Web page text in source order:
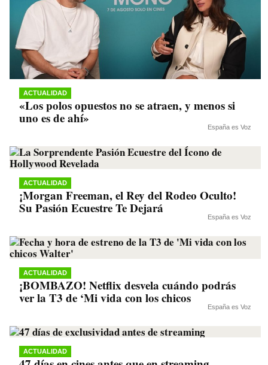
ACTUALIDAD
«Los polos opuestos no se atraen, y menos si
uno es de ahí»
España es Voz
ACTUALIDAD
¡Morgan Freeman, el Rey del Rodeo Oculto!
Su Pasión Ecuestre Te Dejará
España es Voz
ACTUALIDAD
¡BOMBAZO! Netflix desvela cuándo podrás
ver la T3 de ‘Mi vida con los chicos
España es Voz
ACTUALIDAD